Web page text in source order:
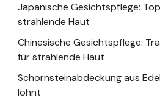
Japanische Gesichtspflege:
strahlende Haut
Chinesische Gesichtspflege:
für strahlende Haut
Schornsteinabdeckung aus
lohnt